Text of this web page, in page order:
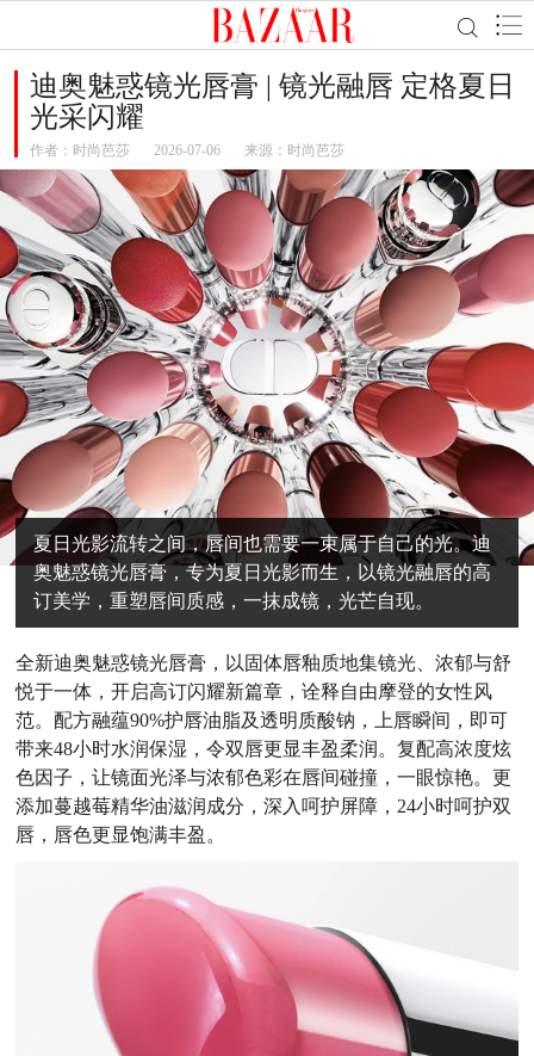
迪奥魅惑镜光唇膏 | 镜光融唇 定格夏日
光采闪耀
作者： 时尚芭莎 2026-07-06 来源：时尚芭莎
夏日光影流转之间，唇间也需要一束属于自己的光。迪
奥魅惑镜光唇膏，专为夏日光影而生，以镜光融唇的高
订美学，重塑唇间质感，一抹成镜，光芒自现。
全新迪奥魅惑镜光唇膏，以固体唇釉质地集镜光、浓郁与舒
悦于一体，开启高订闪耀新篇章，诠释自由摩登的女性风
范。配方融蕴90%护唇油脂及透明质酸钠，上唇瞬间，即可
带来48小时水润保湿，令双唇更显丰盈柔润。复配高浓度炫
色因子，让镜面光泽与浓郁色彩在唇间碰撞，一眼惊艳。更
添加蔓越莓精华油滋润成分，深入呵护屏障，24小时呵护双
唇，唇色更显饱满丰盈。